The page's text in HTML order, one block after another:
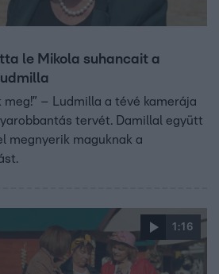
le Mikola suhancait a
meg!” – Ludmilla a tévé kamerája
tervét. Damillal együtt
megnyerik maguknak a
1:16